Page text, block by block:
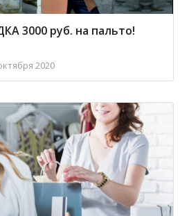
3000 руб. на пальто!
2020